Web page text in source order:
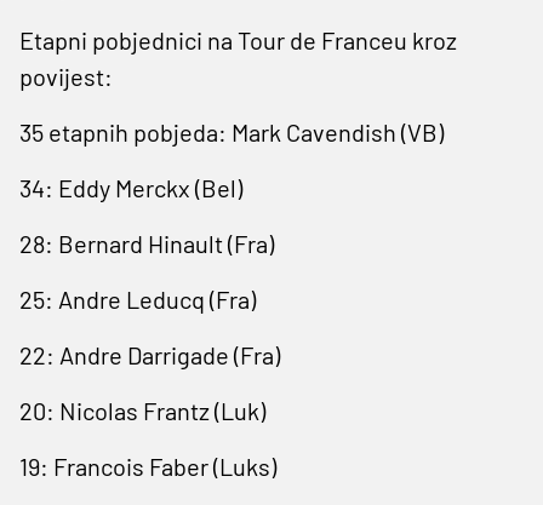
Etapni pobjednici na Tour de Franceu kroz
povijest:
35 etapnih pobjeda: Mark Cavendish (VB)
34: Eddy Merckx (Bel)
28: Bernard Hinault (Fra)
25: Andre Leducq (Fra)
22: Andre Darrigade (Fra)
20: Nicolas Frantz (Luk)
19: Francois Faber (Luks)